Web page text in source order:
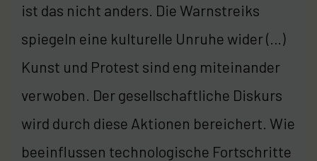
ist das nicht anders. Die Warnstreiks
spiegeln eine kulturelle Unruhe wider (…)
Kunst und Protest sind eng miteinander
verwoben. Der gesellschaftliche Diskurs
wird durch diese Aktionen bereichert. Wie
beeinflussen technologische Fortschritte